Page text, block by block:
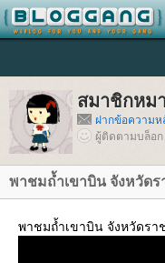
สมาชิกหม
ฝากข้อความห
ผู้ติดตามบล็อก
พาชมถ้ำเขาบิน จังหวัด
พาชมถ้ำเขาบิน จังหวัดร